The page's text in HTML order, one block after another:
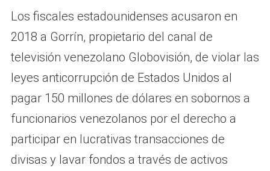
Los fiscales estadounidenses acusaron en
2018 a Gorrín, propietario del canal de
televisión venezolano Globovisión, de violar las
leyes anticorrupción de Estados Unidos al
pagar 150 millones de dólares en sobornos a
funcionarios venezolanos por el derecho a
participar en lucrativas transacciones de
divisas y lavar fondos a través de activos